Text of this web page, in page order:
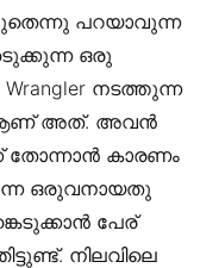
പറയാവുന്ന
ഒരു
നടത്തുന്ന
ആണ് അത്. അവൻ
തോന്നാൻ കാരണം
ഒരുവനായതു
പേര്
നിലവിലെ